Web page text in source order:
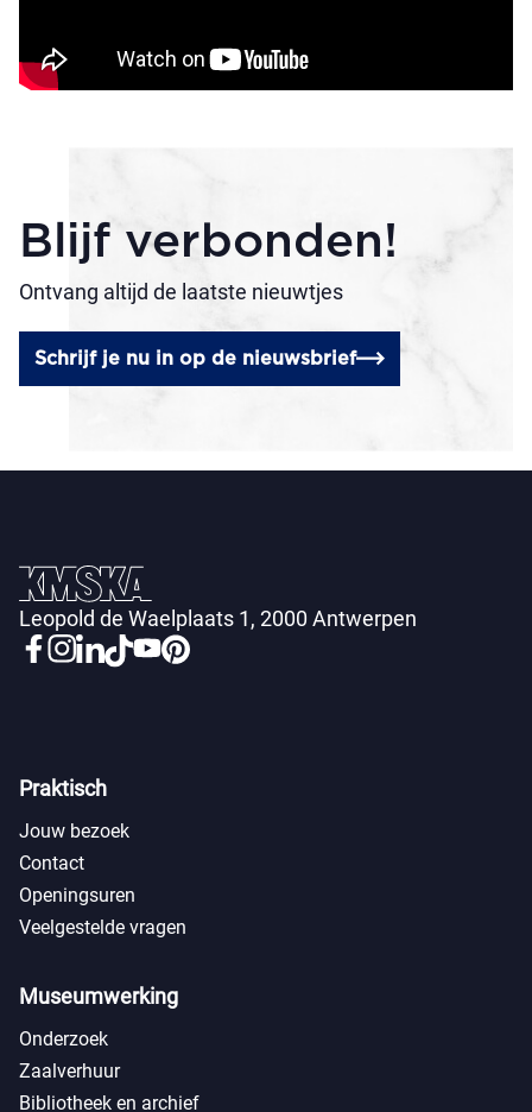
Blijf verbonden!
Ontvang altijd de laatste nieuwtjes
Schrijf je nu in op de nieuwsbrief
Leopold de Waelplaats 1, 2000 Antwerpen
Praktisch
Jouw bezoek
Contact
Openingsuren
Veelgestelde vragen
Museumwerking
Onderzoek
Zaalverhuur
Bibliotheek en archief